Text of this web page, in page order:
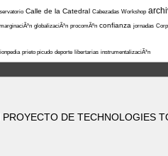
Calle de la Catedral Cabezadas Workshop
marginaciÃ³n globalizaciÃ³n procomÃºn confianza jornadas
prieto picudo deporte libertarias instrumentalizaciÃ³n
PROYECTO DE TECHNOLOGIES